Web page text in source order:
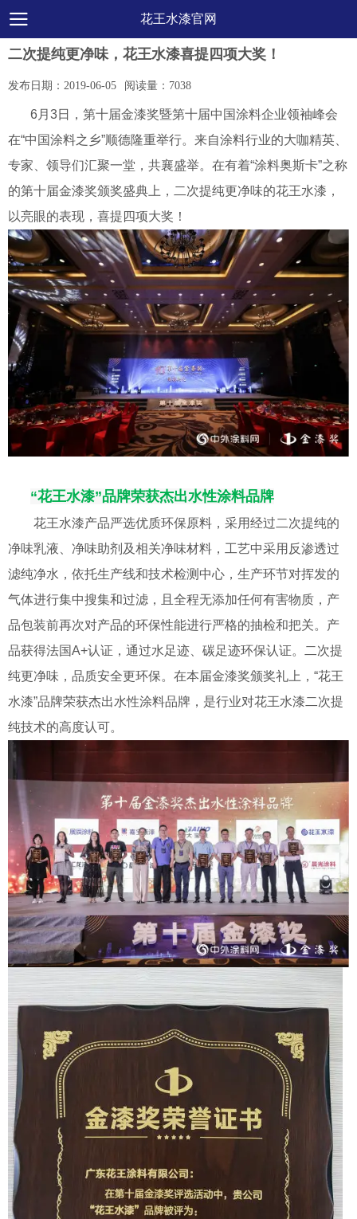
花王水漆官网
二次提纯更净味，花王水漆喜提四项大奖！
发布日期： 2019-06-05 阅读量： 7038
6月3日，第十届金漆奖暨第十届中国涂料企业领袖峰会
在“中国涂料之乡”顺德隆重举行。来自涂料行业的大咖精英、
专家、领导们汇聚一堂，共襄盛举。在有着“涂料奥斯卡”之称
的第十届金漆奖颁奖盛典上，二次提纯更净味的花王水漆，
以亮眼的表现，喜提四项大奖！
“花王水漆”品牌荣获杰出水性涂料品牌
花王水漆产品严选优质环保原料，采用经过二次提纯的
净味乳液、净味助剂及相关净味材料，工艺中采用反渗透过
滤纯净水，依托生产线和技术检测中心，生产环节对挥发的
气体进行集中搜集和过滤，且 全程无添加任何有害物质， 产
品包装前再次对产品的环保性能进行严格的抽检和把关。产
品获得法国A+认证，通过水足迹、碳足迹环保认证。二次提
纯更净味，品质安全更环保。在本届金漆奖颁奖礼上， “花王
水漆”品牌荣获杰出水性涂料品牌，是行业对花王水漆二次提
纯技术的高度认可。